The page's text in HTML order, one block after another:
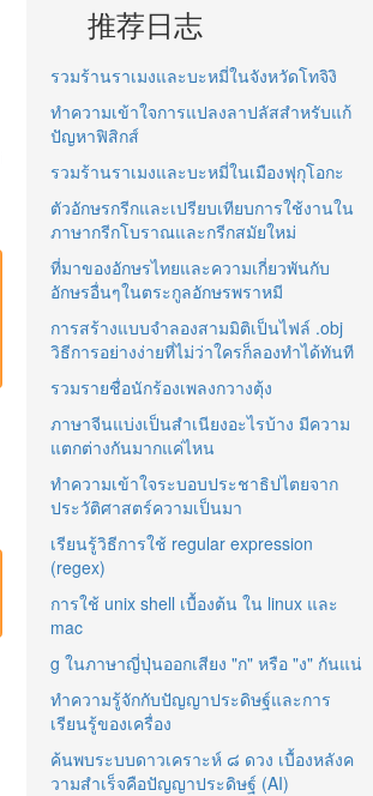
推荐日志
รวมร้านราเมงและบะหมี่ในจังหวัดโทจิงิ
ทำความเข้าใจการแปลงลาปลัสสำหรับแก้
ปัญหาฟิสิกส์
รวมร้านราเมงและบะหมี่ในเมืองฟุกุโอกะ
ตัวอักษรกรีกและเปรียบเทียบการใช้งานใน
ภาษากรีกโบราณและกรีกสมัยใหม่
ที่มาของอักษรไทยและความเกี่ยวพันกับ
อักษรอื่นๆในตระกูลอักษรพราหมี
การสร้างแบบจำลองสามมิติเป็นไฟล์ .obj
วิธีการอย่างง่ายที่ไม่ว่าใครก็ลองทำได้ทันที
รวมรายชื่อนักร้องเพลงกวางตุ้ง
ภาษาจีนแบ่งเป็นสำเนียงอะไรบ้าง มีความ
แตกต่างกันมากแค่ไหน
ทำความเข้าใจระบอบประชาธิปไตยจาก
ประวัติศาสตร์ความเป็นมา
เรียนรู้วิธีการใช้ regular expression
(regex)
การใช้ unix shell เบื้องต้น ใน linux และ
mac
g ในภาษาญี่ปุ่นออกเสียง "ก" หรือ "ง" กันแน่
ทำความรู้จักกับปัญญาประดิษฐ์และการ
เรียนรู้ของเครื่อง
ค้นพบระบบดาวเคราะห์ ๘ ดวง เบื้องหลังค
วามสำเร็จคือปัญญาประดิษฐ์ (AI)